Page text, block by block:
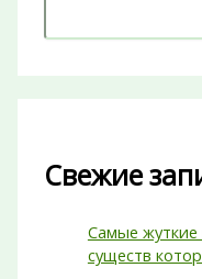
Свежие
Самые жуткие
существ